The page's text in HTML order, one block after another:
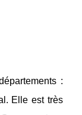
:
Elle est très